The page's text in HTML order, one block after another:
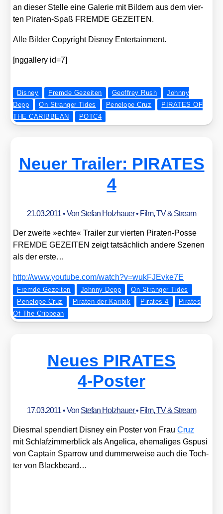
an die­ser Stel­le eine Gale­rie mit Bil­dern aus dem vier­
ten Pira­ten-Spaß FREMDE GEZEITEN.
Alle Bil­der Copy­right Dis­ney Enter­tain­ment.
[nggal­lery id=7]
Disney Fremde Gezeiten Geoffrey Rush
Johnny
Depp
On Stranger Tides Penelope Cruz
PIRATES OF
THE CARIBBEAN
POTC4
Neuer Trailer: PIRATES
4
21.03.2011• Von Stefan Holzhauer• Film, TV & Stream
Der zwei­te »ech­te« Trai­ler zur vier­ten Pira­ten-Pos­se
FREMDE GEZEITEN zeigt tat­säch­lich ande­re Sze­nen
als der ers­te…
http://​www​.you​tube​.com/​w​a​t​c​h​?​v​=​w​u​k​F​J​E​v​k​e7E
Fremde Gezeiten Johnny Depp
On Stranger Tides
Penelope Cruz
Piraten der Karibik Pirates 4
Pirates
Of The Cribbean
Neues PIRATES
4‑Poster
17.03.2011• Von Stefan Holzhauer• Film, TV & Stream
Dies­mal spen­diert Dis­ney ein Pos­ter von FrauCruz
mit Schlaf­zim­mer­blick als Ange­li­ca, ehe­ma­li­ges Gspu­si
von Cap­tain Spar­row und dum­mer­wei­se auch die Toch­
ter von Black­be­ard…